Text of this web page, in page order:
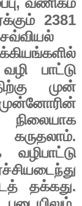
2381
பாட்டு
முன்
தக்கது.